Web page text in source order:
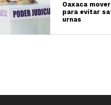
Oaxaca
para evitar
urnas